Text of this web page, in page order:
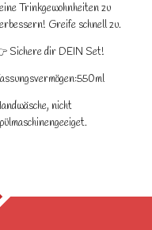
Trinkgewohnheiten zu
Greife schnell zu.
Sichere dir DEIN Set!
nicht